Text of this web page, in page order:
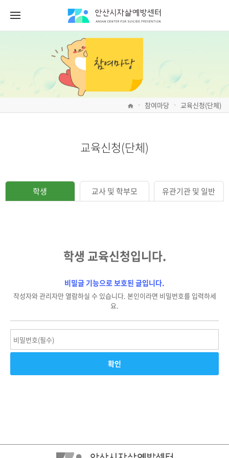
> 참여마당 > 교육신청(단체)
교육신청(단체)
학생 교사 및 학부모 유관기관 및 일반
학생 교육신청입니다.
비밀글 기능으로 보호된 글입니다.
작성자와 관리자만 열람하실 수 있습니다. 본인이라면 비밀번호를 입력하세
요.